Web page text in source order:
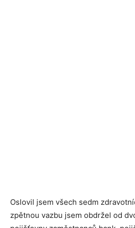
Oslovil jsem všech sedm
zpětnou vazbu jsem obdržel od